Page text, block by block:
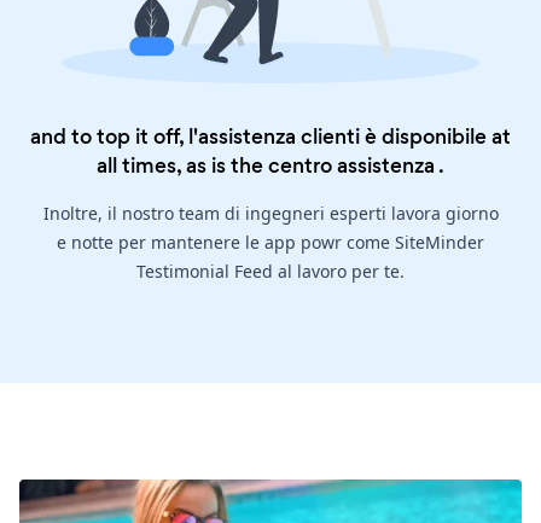
and to top it off, l'assistenza clienti è disponibile at
all times, as is thecentro assistenza .
Inoltre, il nostro team di ingegneri esperti lavora giorno
e notte per mantenere le app powr come SiteMinder
Testimonial Feed al lavoro per te.